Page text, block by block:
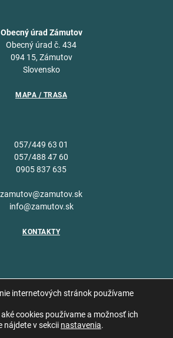
Obecný úrad Zámutov
Obecný úrad č. 434
094 15, Zámutov
Slovensko
MAPA / TRASA
057/449 63 01
057/488 47 60
0905 837 635
zamutov@zamutov.sk
info@zamutov.sk
KONTAKTY
internetových stránok používame
cookies používame a možnosť ich
nájdete v sekcii nastavenia.